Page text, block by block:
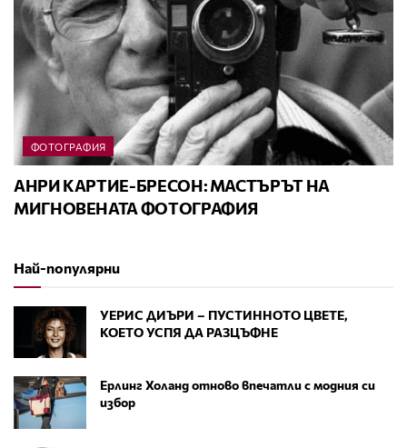
ФОТОГРАФИЯ
АНРИ КАРТИЕ-БРЕСОН: МАСТЪРЪТ НА
МИГНОВЕНАТА ФОТОГРАФИЯ
Най-популярни
УЕРИС ДИЪРИ – ПУСТИННОТО ЦВЕТЕ,
КОЕТО УСПЯ ДА РАЗЦЪФНЕ
Ерлинг Холанд отново впечатли с модния си
избор